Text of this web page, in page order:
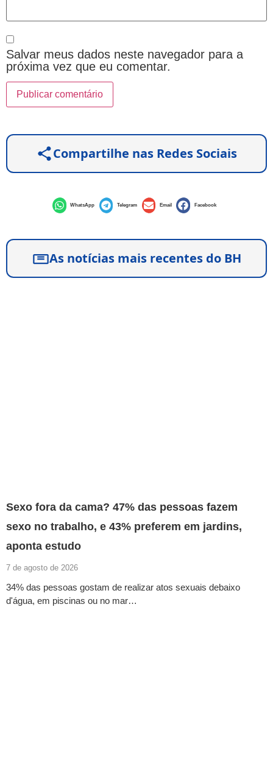
Salvar meus dados neste navegador para a
próxima vez que eu comentar.
Compartilhe nas Redes Sociais
WhatsApp Telegram Email Facebook
As notícias mais recentes do BH
Sexo fora da cama? 47% das pessoas fazem
sexo no trabalho, e 43% preferem em jardins,
aponta estudo
7 de agosto de 2026
34% das pessoas gostam de realizar atos sexuais debaixo
d'água, em piscinas ou no mar…